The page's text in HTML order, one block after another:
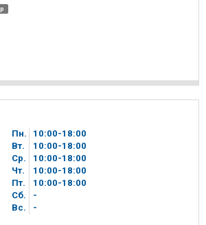
Пн. 10 00-18 00
Вт.
10 00-18 00
Ср.
10 00-18 00
Чт.
10 00-18 00
Пт.
10 00-18 00
Сб.
-
Вc.
-